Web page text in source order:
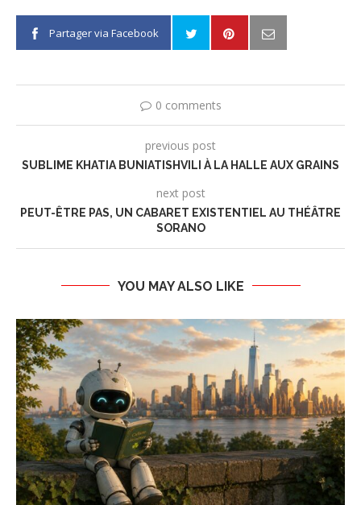
Partager via Facebook
0 comments
previous post
SUBLIME KHATIA BUNIATISHVILI À LA HALLE AUX GRAINS
next post
PEUT-ÊTRE PAS, UN CABARET EXISTENTIEL AU THÉÂTRE
SORANO
YOU MAY ALSO LIKE